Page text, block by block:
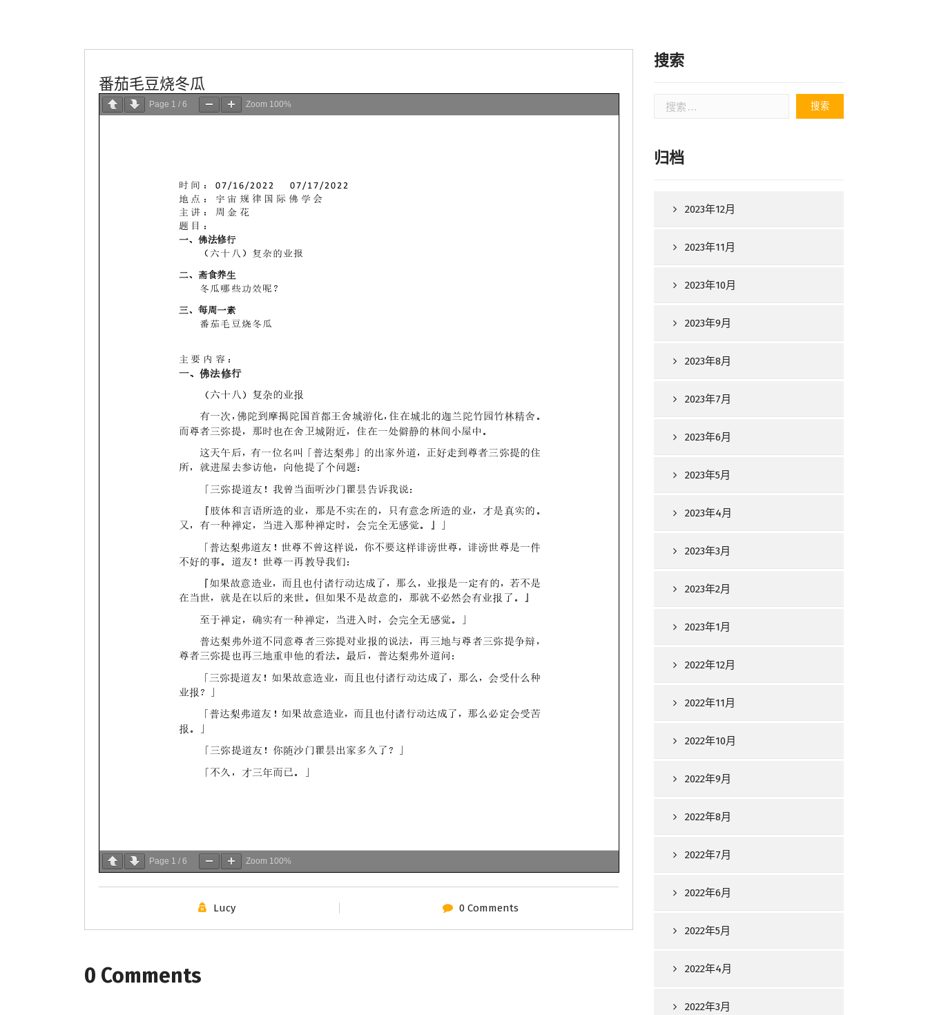
番茄毛豆烧冬瓜
Page 1 / 6 Zoom 100%
Page 1 / 6 Zoom 100%
Lucy 0 Comments
0 Comments
搜索
索：
归档
2023年12月
2023年11月
2023年10月
2023年9月
2023年8月
2023年7月
2023年6月
2023年5月
2023年4月
2023年3月
2023年2月
2023年1月
2022年12月
2022年11月
2022年10月
2022年9月
2022年8月
2022年7月
2022年6月
2022年5月
2022年4月
2022年3月